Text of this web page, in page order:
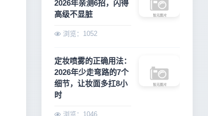
2026年亲测6招，闪得
高级不显脏
浏览：1052
定妆喷雾的正确用法：
2026年少走弯路的7个
细节，让妆面多扛8小
时
浏览：1046